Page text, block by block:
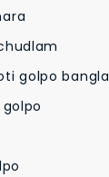
golpo bangla